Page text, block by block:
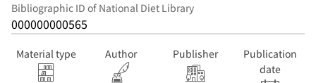
Bibliographic ID of National Diet Library
000000000565
Material type Author Publisher
Publication
date